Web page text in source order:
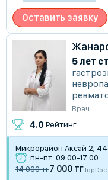
Оставить заявку
5 лет
Врач
4.0 Рейтинг
Микрорайон Аксай 2,
пн-пт: 09:00-17:00
14 000 тг7 000 тг